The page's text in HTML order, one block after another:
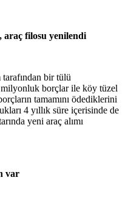
filosu yenilendi
bir tülü
borçlar ile köy tüzel
tamamını ödediklerini
4 yıllık süre içerisinde de
yeni araç alımı
var